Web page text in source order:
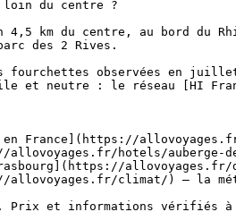
loin du centre ?
km du centre, au bord du
des 2 Rives.
fourchettes observées en
et neutre : le réseau [HI
France](https://
allovoyages.fr/hotels/
allovoyages.fr/
climat/) — la
et informations vérifiés